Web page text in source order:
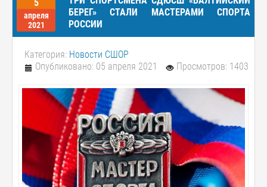
5
апреля
2021
БЕРЕГ» СТАЛИ МАСТЕРАМИ СПОРТА
РОССИИ
Категория: Новости СШОР
Опубликовано: 05 апреля 2021
Просмотров: 1403